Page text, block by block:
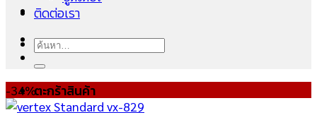
ตะกร้าสินค้า
ติดต่อเรา
ค้นหา:
-34%